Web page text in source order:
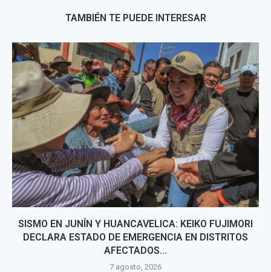
TAMBIÉN TE PUEDE INTERESAR
SISMO EN JUNÍN Y HUANCAVELICA: KEIKO FUJIMORI
DECLARA ESTADO DE EMERGENCIA EN DISTRITOS
AFECTADOS...
7 agosto, 2026